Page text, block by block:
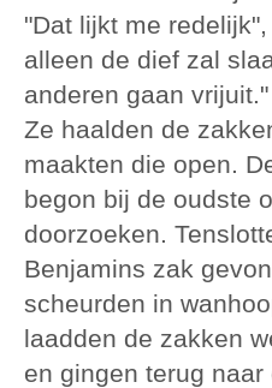
"Dat lijkt me
alleen de dief zal
anderen gaan vrijuit."
Ze haalden de
maakten die open.
begon bij de oudste
doorzoeken.
Benjamins zak
scheurden in
laadden de zakken
en gingen terug naar